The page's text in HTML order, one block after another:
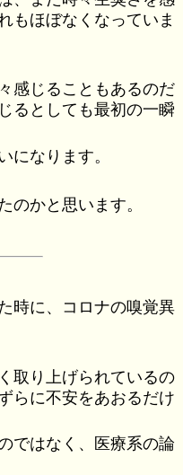
もほぼなくなっていま
感じることもあるのだ
るとしても最初の一瞬
になります。
のかと思います。
時に、コロナの嗅覚異
取り上げられているの
らに不安をあおるだけ
ではなく、医療系の論